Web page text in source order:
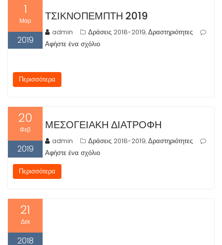
1
Μαρ
2019
ΤΣΙΚΝΟΠΈΜΠΤΗ 2019
admin Δράσεις 2018-2019,Δραστηριότητες
Αφήστε ένα σχόλιο
Περισσότερα
20
Φεβ
2019
ΜΕΣΟΓΕΙΑΚΉ ΔΙΑΤΡΟΦΉ
admin Δράσεις 2018-2019,Δραστηριότητες
Αφήστε ένα σχόλιο
Περισσότερα
21
Δεκ
2018